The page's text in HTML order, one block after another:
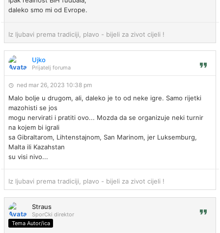
daleko smo mi od Evrope.
Iz ljubavi prema tradiciji, plavo - bijeli za zivot cijeli !
Ujko
Prijatelj foruma
ned mar 26, 2023 10:38 pm
Malo bolje u drugom, ali, daleko je to od neke igre. Samo rijetki
mazohisti se jos
mogu nervirati i pratiti ovo... Mozda da se organizuje neki turnir
na kojem bi igrali
sa Gibraltarom, Lihtenstajnom, San Marinom, jer Luksemburg,
Malta ili Kazahstan
su visi nivo...
Iz ljubavi prema tradiciji, plavo - bijeli za zivot cijeli !
Straus
SporCki direktor
Tema Autor/ica